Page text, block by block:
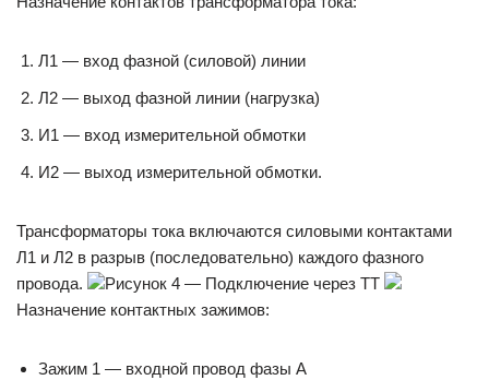
Л1 — вход фазной (силовой) линии
Л2 — выход фазной линии (нагрузка)
И1 — вход измерительной обмотки
И2 — выход измерительной обмотки.
Трансформаторы тока включаются силовыми контактами
Л1 и Л2 в разрыв (последовательно) каждого фазного
провода.
Рисунок 4 — Подключение через ТТ
Назначение контактных зажимов:
Зажим 1 — входной провод фазы А